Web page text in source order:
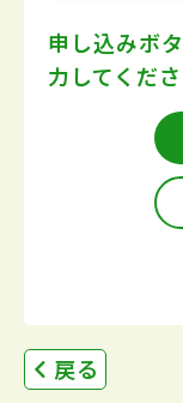
申し込みボ
力してくださ
戻る